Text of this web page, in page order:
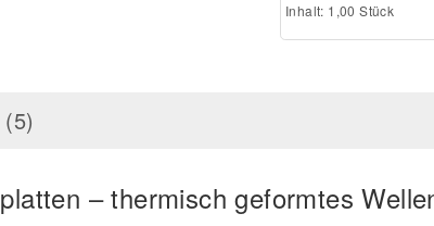
Inhalt: 1,00 Stück
– thermisch geformtes